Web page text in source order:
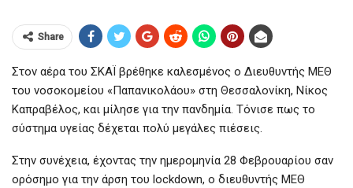
Share
Στον αέρα του ΣΚΑΪ βρέθηκε καλεσμένος ο Διευθυντής ΜΕΘ
του νοσοκομείου «Παπανικολάου» στη Θεσσαλονίκη, Νίκος
Καπραβέλος, και μίλησε για την πανδημία. Τόνισε πως το
σύστημα υγείας δέχεται πολύ μεγάλες πιέσεις.
Στην συνέχεια, έχοντας την ημερομηνία 28 Φεβρουαρίου σαν
ορόσημο για την άρση του lockdown, ο διευθυντής ΜΕΘ